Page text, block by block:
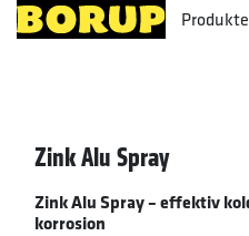
Zink Alu Spray
Zink Alu Spray – effektiv
korrosion